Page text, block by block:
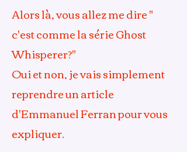
Alors là, vous allez me dire "
c'est comme la série Ghost
Whisperer?"
Oui et non, je vais simplement
reprendre un article
d'Emmanuel Ferran pour vous
expliquer.